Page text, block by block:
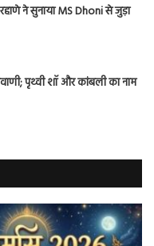
ने सुनाया MS Dhoni से जुड़ा
पृथ्वी शॉ और कांबली का नाम